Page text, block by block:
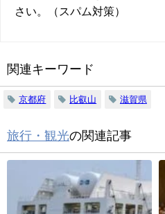
さい。（スパム対策）
関連キーワード
京都府 比叡山 滋賀県
旅行・観光の関連記事